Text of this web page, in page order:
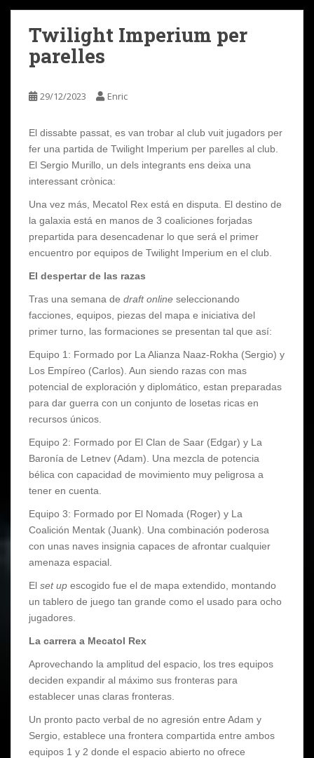
Twilight Imperium per
parelles
29/12/2023 Enric
El dissabte passat, es van trobar al club vuit jugadors per
fer una partida de Twilight Imperium per parelles al club.
El Sergio Murillo, un dels integrants ens deixa una
interessant crònica:
Una vez más, Mecatol Rex está en disputa. El destino de
la galaxia está en manos de 3 coaliciones forjadas
prepartida para desencadenar lo que será el primer
encuentro por equipos de Twilight Imperium en el club.
El despertar de las razas
Tras una semana de draft online seleccionando
facciones, equipos, piezas del mapa e iniciativa del
primer turno, las formaciones se presentan tal que así:
Equipo 1: Formado por La Alianza Naaz-Rokha (Sergio) y
Los Empíreo (Carlos). Aun siendo razas con mas
potencial de exploración y diplomático, estan preparadas
para dar guerra con un conjunto de losetas ricas en
recursos únicos.
Equipo 2: Formado por El Clan de Saar (Edgar) y La
Baronía de Letnev (Adam). Una mezcla de potencia
bélica con capacidad de movimiento muy peligrosa a
tener en cuenta.
Equipo 3: Formado por El Nomada (Roger) y La
Coalición Mentak (Juank). Una combinación poderosa
con unas naves insignia capaces de afrontar cualquier
amenaza espacial.
El set up escogido fue el de mapa extendido, montando
un tablero de juego tan grande como el usado para ocho
jugadores.
La carrera a Mecatol Rex
Aprovechando la amplitud del espacio, los tres equipos
deciden expandir al máximo sus fronteras para
establecer unas claras fronteras.
Un pronto pacto verbal de no agresión entre Adam y
Sergio, establece una frontera compartida entre ambos
equipos 1 y 2 donde el espacio abierto no ofrece